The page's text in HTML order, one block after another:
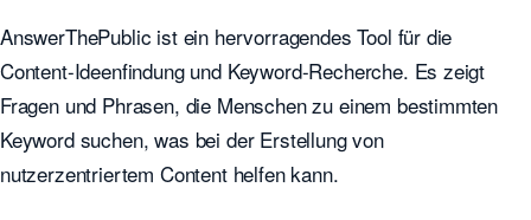
AnswerThePublic ist ein hervorragendes Tool für die
Content-Ideenfindung und Keyword-Recherche. Es zeigt
Fragen und Phrasen, die Menschen zu einem bestimmten
Keyword suchen, was bei der Erstellung von
nutzerzentriertem Content helfen kann.